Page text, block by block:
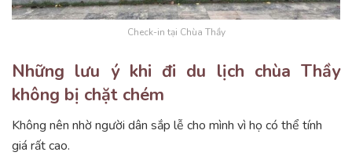
Check-in tại Chùa Thầy
Những lưu ý khi đi du lịch chùa Thầy
không bị chặt chém
Không nên nhờ người dân sắp lễ cho mình vì họ có thể tính
giá rất cao.